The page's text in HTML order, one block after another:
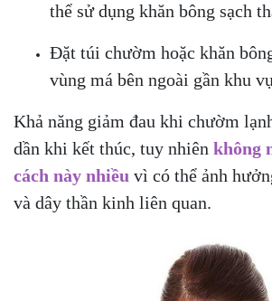
thể sử dụng khăn bông sạch
Đặt túi chườm hoặc khăn
vùng má bên ngoài gần khu
Khả năng giảm đau khi chườm
dần khi kết thúc, tuy nhiên không
cách này nhiều vì có thể ảnh
và dây thần kinh liên quan.